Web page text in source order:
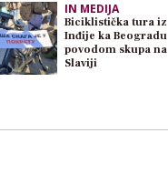
IN MEDIJA
Biciklistička tura iz
Inđije ka Beogradu
povodom skupa na
Slaviji